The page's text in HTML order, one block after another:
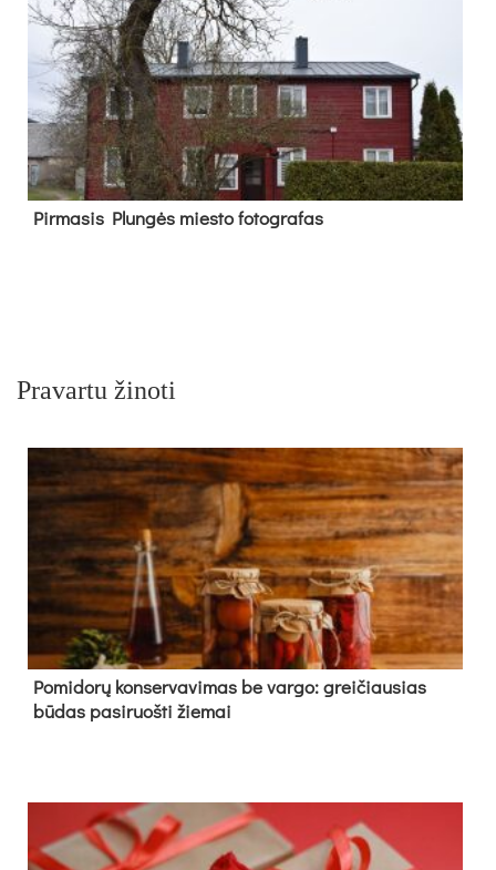
Pir­ma­sis Plun­gės mies­to fo­tog­ra­fas
Pravartu žinoti
Pomidorų konservavimas be vargo: greičiausias
būdas pasiruošti žiemai